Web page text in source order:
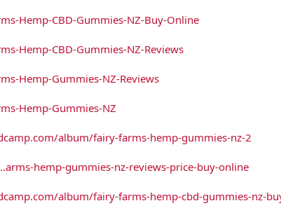
Hemp-CBD-Gummies-NZ-Buy-Online
Hemp-CBD-Gummies-NZ-Reviews
Hemp-Gummies-NZ-Reviews
Hemp-Gummies-NZ
album/fairy-farms-hemp-gummies-nz-2
hemp-gummies-nz-reviews-price-buy-online
album/fairy-farms-hemp-cbd-gummies-nz-